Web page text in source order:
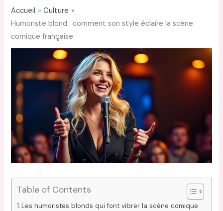
Accueil
Culture
Humoriste blond : comment son style éclaire la scène
comique française
Table of Contents
Les humoristes blonds qui font vibrer la scène comique